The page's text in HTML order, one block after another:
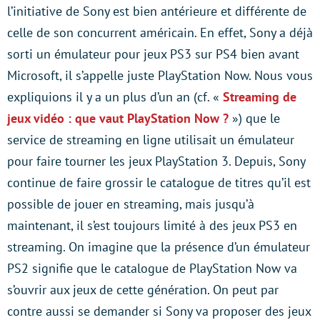
l’initiative de Sony est bien antérieure et différente de
celle de son concurrent américain. En effet, Sony a déjà
sorti un émulateur pour jeux PS3 sur PS4 bien avant
Microsoft, il s’appelle juste PlayStation Now. Nous vous
expliquions il y a un plus d’un an (cf. « Streaming de
jeux vidéo : que vaut PlayStation Now ? ») que le
service de streaming en ligne utilisait un émulateur
pour faire tourner les jeux PlayStation 3. Depuis, Sony
continue de faire grossir le catalogue de titres qu’il est
possible de jouer en streaming, mais jusqu’à
maintenant, il s’est toujours limité à des jeux PS3 en
streaming. On imagine que la présence d’un émulateur
PS2 signifie que le catalogue de PlayStation Now va
s’ouvrir aux jeux de cette génération. On peut par
contre aussi se demander si Sony va proposer des jeux